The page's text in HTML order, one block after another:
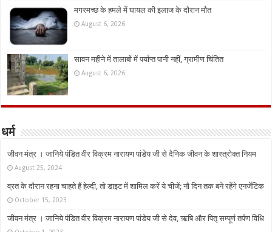
मगरमच्छ के हमले में घायल की इलाज के दौरान मौत
August 6, 2026
सावन महीने में तालाबों में पर्याप्त पानी नहीं, ग्रामीण चिंतित
August 6, 2026
धर्म
जीवन मंत्र । जानिये पंडित वीर विक्रम नारायण पांडेय जी से दैनिक जीवन के शास्त्रोक्त नियम
August 25, 2024
व्रत के दौरान रहना चाहते हैं हेल्दी, तो डाइट में शामिल करें ये चीजें; नौ दिन तक बने रहेंगे एनर्जेटिक
October 15, 2023
जीवन मंत्र । जानिये पंडित वीर विक्रम नारायण पांडेय जी से देव, ऋषि और पितृ सम्पूर्ण तर्पण विधि